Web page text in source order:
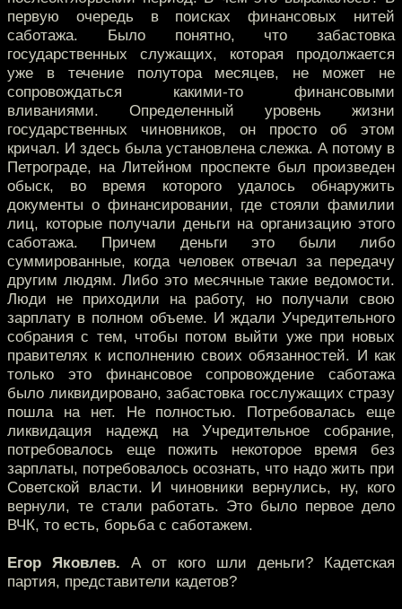
первую очередь в поисках финансовых нитей
саботажа. Было понятно, что забастовка
государственных служащих, которая продолжается
уже в течение полутора месяцев, не может не
сопровождаться какими-то финансовыми
вливаниями. Определенный уровень жизни
государственных чиновников, он просто об этом
кричал. И здесь была установлена слежка. А потому в
Петрограде, на Литейном проспекте был произведен
обыск, во время которого удалось обнаружить
документы о финансировании, где стояли фамилии
лиц, которые получали деньги на организацию этого
саботажа. Причем деньги это были либо
суммированные, когда человек отвечал за передачу
другим людям. Либо это месячные такие ведомости.
Люди не приходили на работу, но получали свою
зарплату в полном объеме. И ждали Учредительного
собрания с тем, чтобы потом выйти уже при новых
правителях к исполнению своих обязанностей. И как
только это финансовое сопровождение саботажа
было ликвидировано, забастовка госслужащих стразу
пошла на нет. Не полностью. Потребовалась еще
ликвидация надежд на Учредительное собрание,
потребовалось еще пожить некоторое время без
зарплаты, потребовалось осознать, что надо жить при
Советской власти. И чиновники вернулись, ну, кого
вернули, те стали работать. Это было первое дело
ВЧК, то есть, борьба с саботажем.
Егор Яковлев. А от кого шли деньги? Кадетская
партия, представители кадетов?